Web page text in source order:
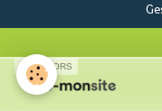
SPONSORS